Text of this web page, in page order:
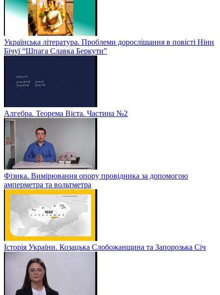
Українська література. Проблеми дорослішання в повісті Ніни
Бічуї “Шпага Славка Беркути”
Алгебра. Теорема Вієта. Частина №2
Фізика. Вимірювання опору провідника за допомогою
амперметра та вольтметра
Історія України. Козацька Слобожанщина та Запорозька Січ